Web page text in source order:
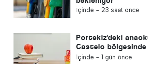
İçinde - 23 saat önce
Portekiz'deki
Castelo bölgesinde
kapanmayacak
İçinde - 1 gün önce